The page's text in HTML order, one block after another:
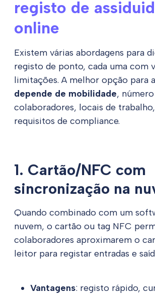
registo de
online
Existem várias abordagens para
registo de ponto, cada uma com
limitações. A melhor opção para
depende de mobilidade,
colaboradores, locais de
requisitos de compliance.
1. Cartão/NFC com
sincronização na
Quando combinado com um
nuvem, o cartão ou tag NFC
colaboradores aproximarem o
leitor para registar entradas e
Vantagens: registo rápido,